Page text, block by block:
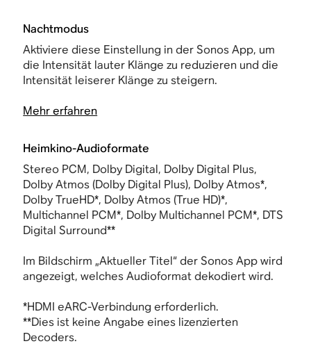
Nachtmodus
Aktiviere diese Einstellung in der Sonos App, um
die Intensität lauter Klänge zu reduzieren und die
Intensität leiserer Klänge zu steigern.
Mehr erfahren
Heimkino-Audioformate
Stereo PCM, Dolby Digital, Dolby Digital Plus,
Dolby Atmos (Dolby Digital Plus), Dolby Atmos*,
Dolby TrueHD*, Dolby Atmos (True HD)*,
Multichannel PCM*, Dolby Multichannel PCM*, DTS
Digital Surround**
Im Bildschirm „Aktueller Titel“ der Sonos App wird
angezeigt, welches Audioformat dekodiert wird.
*HDMI eARC-Verbindung erforderlich.
**Dies ist keine Angabe eines lizenzierten
Decoders.